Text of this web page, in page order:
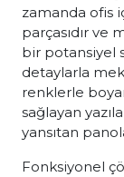
zamanda ofis
parçasıdır ve
bir potansiyel
detaylarla
renklerle
sağlayan
yansıtan
Fonksiyonel